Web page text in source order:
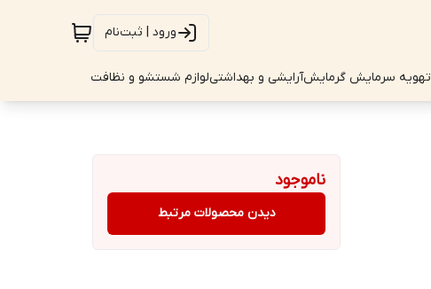
ورود | ثبت‌نام
تهویه سرمایش گرمایشآرایشی و بهداشتیلوازم شستشو و نظافت
ناموجود
دیدن محصولات مرتبط